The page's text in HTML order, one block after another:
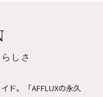
おります。使用され
おります。
婚指輪（ペア）
しさ
ド。
「AFFLUXの永久